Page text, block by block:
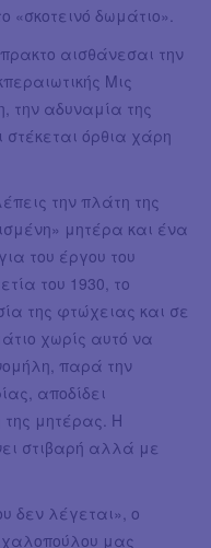
δωμάτιο».
αισθάνεσαι την
Μις
την αδυναμία της
στέκεται όρθια χάρη
την πλάτη της
μητέρα και ένα
του έργου του
του 1930, το
της φτώχειας και σε
χωρίς αυτό να
παρά την
αποδίδει
μητέρας. Η
στιβαρή αλλά με
δεν λέγεται», ο
μας